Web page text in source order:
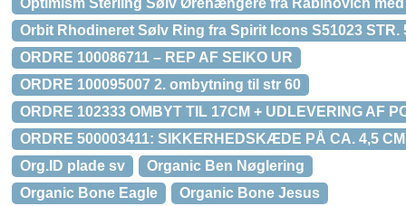
Optimism Sterling Sølv Ørehængere fra Rabinovich med
Orbit Rhodineret Sølv Ring fra Spirit Icons S51023 STR.
ORDRE 100086711 – REP AF SEIKO UR
ORDRE 100095007 2. ombytning til str 60
ORDRE 102333 OMBYT TIL 17CM + UDLEVERING AF
ORDRE 500003411: SIKKERHEDSKÆDE PÅ CA. 4,5
Org.ID plade sv
Organic Ben Nøglering
Organic Bone Eagle
Organic Bone Jesus